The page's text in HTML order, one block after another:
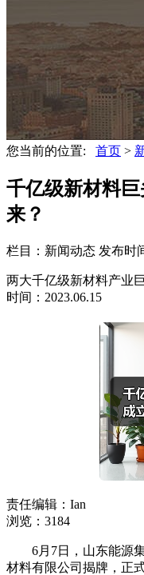
您当前的位置: 首页 >
千亿级新材料
来？
栏目：新闻动态 发布时
两大千亿级新材料产业
时间：2023.06.15
责任编辑：Ian
浏览：3184
6月7日，山东能源
材料有限公司揭牌，正